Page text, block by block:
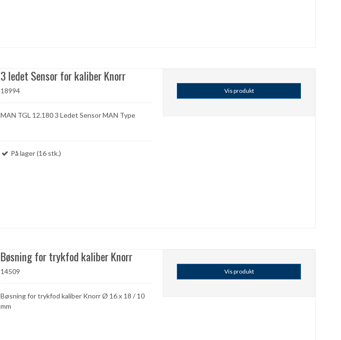
3 ledet Sensor for kaliber Knorr
18994
MAN TGL 12.180 3 Ledet Sensor MAN Type
På lager (16 stk.)
Vis produkt
Bøsning for trykfod kaliber Knorr
14509
Bøsning for trykfod kaliber Knorr Ø 16 x 18 / 10
mm
Vis produkt